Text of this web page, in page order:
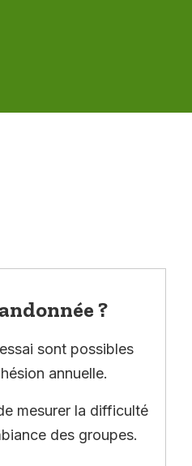
?
sont possibles
annuelle.
mesurer la difficulté
des groupes.